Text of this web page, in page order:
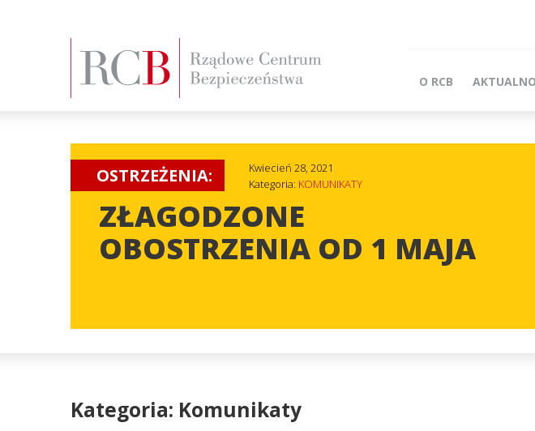
O RCB
OSTRZEŻENIA:
Kwiecień 28, 2021
Kategoria: KOMUNIKATY
ZŁAGODZONE
OBOSTRZENIA OD 1 MAJA
Kategoria: Komunikaty